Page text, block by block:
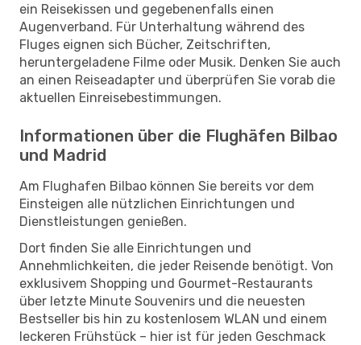
ein Reisekissen und gegebenenfalls einen
Augenverband. Für Unterhaltung während des
Fluges eignen sich Bücher, Zeitschriften,
heruntergeladene Filme oder Musik. Denken Sie auch
an einen Reiseadapter und überprüfen Sie vorab die
aktuellen Einreisebestimmungen.
Informationen über die Flughäfen Bilbao
und Madrid
Am Flughafen Bilbao können Sie bereits vor dem
Einsteigen alle nützlichen Einrichtungen und
Dienstleistungen genießen.
Dort finden Sie alle Einrichtungen und
Annehmlichkeiten, die jeder Reisende benötigt. Von
exklusivem Shopping und Gourmet-Restaurants
über letzte Minute Souvenirs und die neuesten
Bestseller bis hin zu kostenlosem WLAN und einem
leckeren Frühstück – hier ist für jeden Geschmack